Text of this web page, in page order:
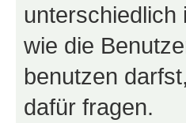
unterschiedlich
wie die
benutzen
dafür fragen.